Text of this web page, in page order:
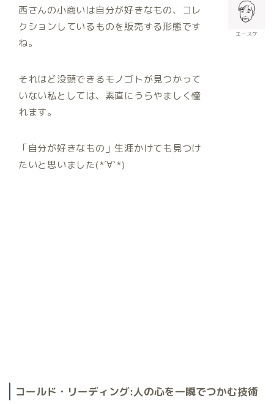
エースケ
西さんの小商いは自分が好きなもの、コレ
クションしているものを販売する形態です
ね。
それほど没頭できるモノゴトが見つかって
いない私としては、素直にうらやましく憧
れます。
「自分が好きなもの」生涯かけても見つけ
たいと思いました(*´∀`*)
コールド・リーディング:人の心を一瞬でつかむ技術